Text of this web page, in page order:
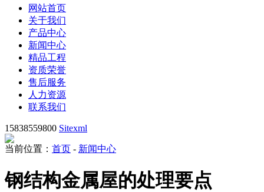
网站首页
关于我们
产品中心
新闻中心
精品工程
资质荣誉
售后服务
人力资源
联系我们
15838559800 Sitexml
当前位置： 首页 - 新闻中心
钢结构金属屋的处理要点